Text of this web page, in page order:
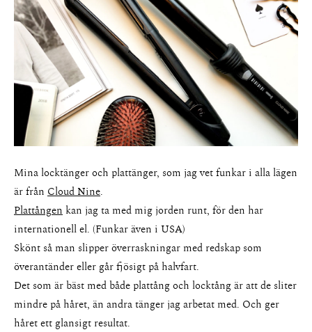
About
Portfolio
The Beauty Edit
Contact
Mina locktänger och plattänger, som jag vet funkar i alla lägen
är från Cloud Nine.
Plattången kan jag ta med mig jorden runt, för den har
internationell el. (Funkar även i USA)
Skönt så man slipper överraskningar med redskap som
överantänder eller går fjösigt på halvfart.
Det som är bäst med både plattång och locktång är att de sliter
mindre på håret, än andra tänger jag arbetat med. Och ger
håret ett glansigt resultat.